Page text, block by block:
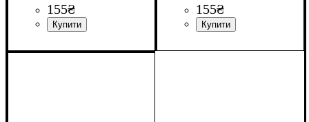
155₴
2835SMD
44SMD
155₴
2835SMD
45SMD